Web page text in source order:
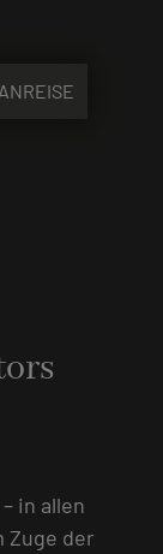
ANREISE
in allen
Zuge der